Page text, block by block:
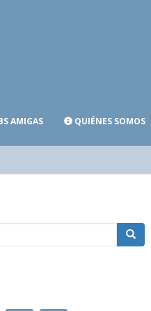
AMIGAS QUIÉNES SOMOS